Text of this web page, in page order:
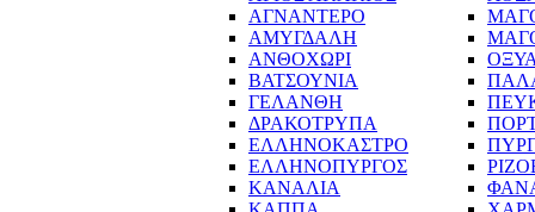
ΑΓΝΑΝΤΕΡΟ
ΑΜΥΓΔΑΛΗ
ΑΝΘΟΧΩΡΙ
ΒΑΤΣΟΥΝΙΑ
ΓΕΛΑΝΘΗ
ΔΡΑΚΟΤΡΥΠΑ
ΕΛΛΗΝΟΚΑΣΤΡΟ
ΕΛΛΗΝΟΠΥΡΓΟΣ
ΚΑΝΑΛΙΑ